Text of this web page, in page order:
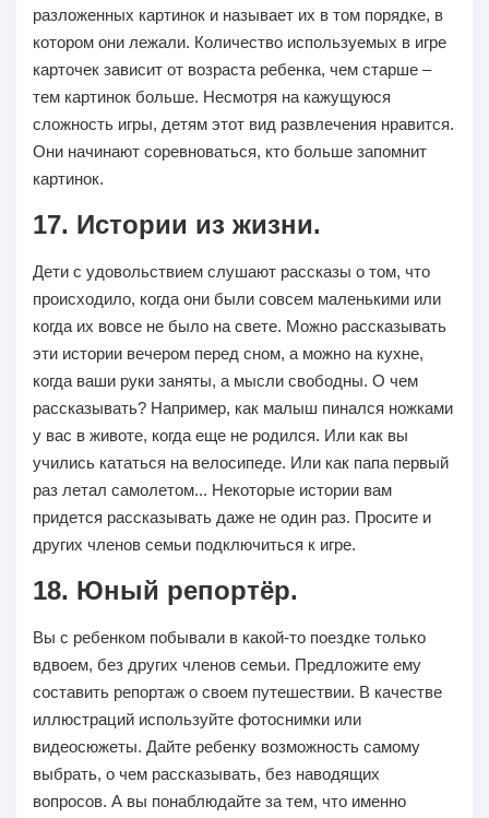
разложенных картинок и называет их в том порядке, в
котором они лежали. Количество используемых в игре
карточек зависит от возраста ребенка, чем старше –
тем картинок больше. Несмотря на кажущуюся
сложность игры, детям этот вид развлечения нравится.
Они начинают соревноваться, кто больше запомнит
картинок.
17. Истории из жизни.
Дети с удовольствием слушают рассказы о том, что
происходило, когда они были совсем маленькими или
когда их вовсе не было на свете. Можно рассказывать
эти истории вечером перед сном, а можно на кухне,
когда ваши руки заняты, а мысли свободны. О чем
рассказывать? Например, как малыш пинался ножками
у вас в животе, когда еще не родился. Или как вы
учились кататься на велосипеде. Или как папа первый
раз летал самолетом... Некоторые истории вам
придется рассказывать даже не один раз. Просите и
других членов семьи подключиться к игре.
18. Юный репортёр.
Вы с ребенком побывали в какой-то поездке только
вдвоем, без других членов семьи. Предложите ему
составить репортаж о своем путешествии. В качестве
иллюстраций используйте фотоснимки или
видеосюжеты. Дайте ребенку возможность самому
выбрать, о чем рассказывать, без наводящих
вопросов. А вы понаблюдайте за тем, что именно